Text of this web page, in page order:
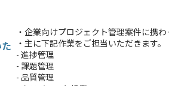
・企業向けプロジェクト管理案件に携
・主に下記作業をご担当いただきます。
- 進捗管理
- 課題管理
- 品質管理